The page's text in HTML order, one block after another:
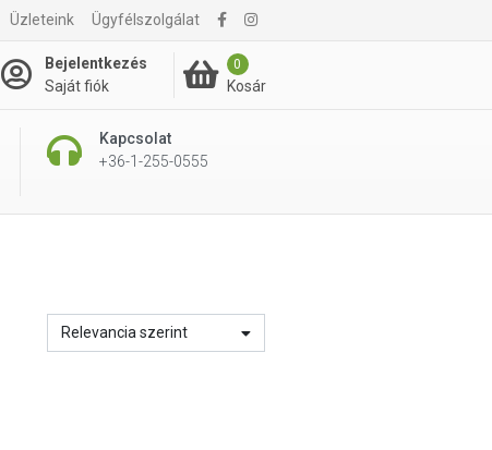
Üzleteink Ügyfélszolgálat
Bejelentkezés
Saját fiók
0
Kosár
Kapcsolat
+36-1-255-0555
Relevancia szerint